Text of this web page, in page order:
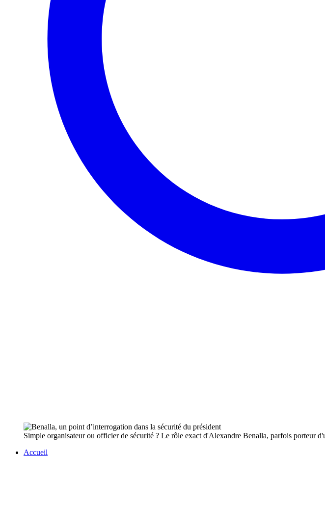
Simple organisateur ou officier de sécurité ? Le rôle exact d'Alexandre Benalla, parfois porteur
Accueil